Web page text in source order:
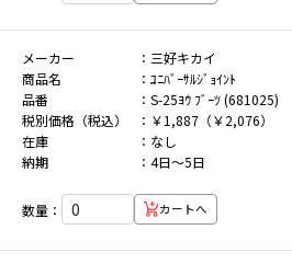
メーカー
三好キカイ
商品名
ﾕﾆﾊﾞｰｻﾙｼﾞｮｲﾝﾄ
品番
S-25ﾖｳ ﾌﾞｰﾂ (681025)
税別価格（税込）
￥1,887（￥2,076）
在庫
なし
納期
4日～5日
数量： カートへ